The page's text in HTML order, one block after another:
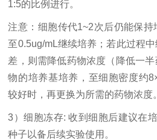
1:5的比例进行。
注意：细胞传代1~2次后仍能保
至0.5ug/mL继续培养；若此过程
差，则需降低药物浓度（降低一
物的培养基培养，至细胞密度约
较好时，再更换为所需的药物浓度。
3）细胞冻存: 收到细胞后建议在
种子以备后续实验使用。